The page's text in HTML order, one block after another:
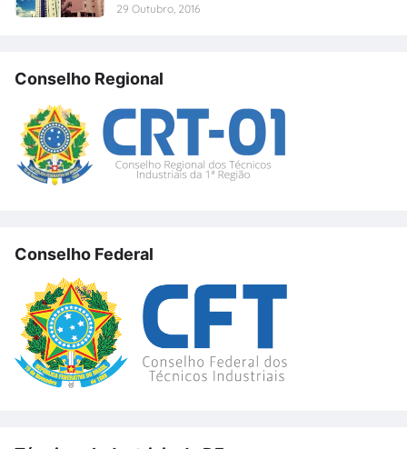
29 Outubro, 2016
Conselho Regional
Conselho Federal